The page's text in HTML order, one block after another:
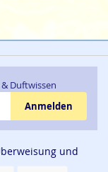
Duftwissen
Anmelden
und